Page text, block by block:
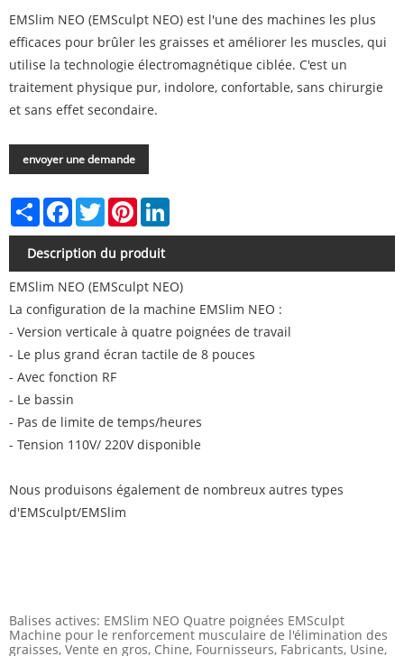
EMSlim NEO (EMSculpt NEO) est l'une des machines les plus
efficaces pour brûler les graisses et améliorer les muscles, qui
utilise la technologie électromagnétique ciblée. C'est un
traitement physique pur, indolore, confortable, sans chirurgie
et sans effet secondaire.
envoyer une demande
Share FacebookTwitterPinterest
Description du produit
EMSlim NEO (EMSculpt NEO)
La configuration de la machine EMSlim NEO :
- Version verticale à quatre poignées de travail
- Le plus grand écran tactile de 8 pouces
- Avec fonction RF
- Le bassin
- Pas de limite de temps/heures
- Tension 110V/ 220V disponible
Nous produisons également de nombreux autres types
d'EMSculpt/EMSlim
Balises actives: EMSlim NEO Quatre poignées EMSculpt
Machine pour le renforcement musculaire de l'élimination des
graisses, Vente en gros, Chine, Fournisseurs, Fabricants, Usine,